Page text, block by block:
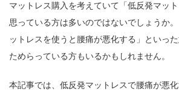
マットレス購入を考えていて「低反発マッ
思っている方は多いのではないでしょうか
ットレスを使うと腰痛が悪化する」といっ
ためらっている方もいるかもしれません。
本記事では、低反発マットレスで腰痛が悪